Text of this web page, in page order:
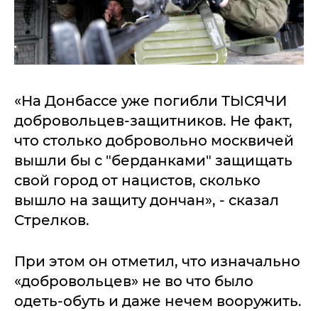
«На Донбассе уже погибли ТЫСЯЧИ
добровольцев-защитников. Не факт,
что столько добровольно москвичей
вышли бы с "берданками" защищать
свой город от нацистов, сколько
вышло на защиту дончан», - сказал
Стрелков.
При этом он отметил, что изначально
«добровольцев» не во что было
одеть-обуть и даже нечем вооружить.